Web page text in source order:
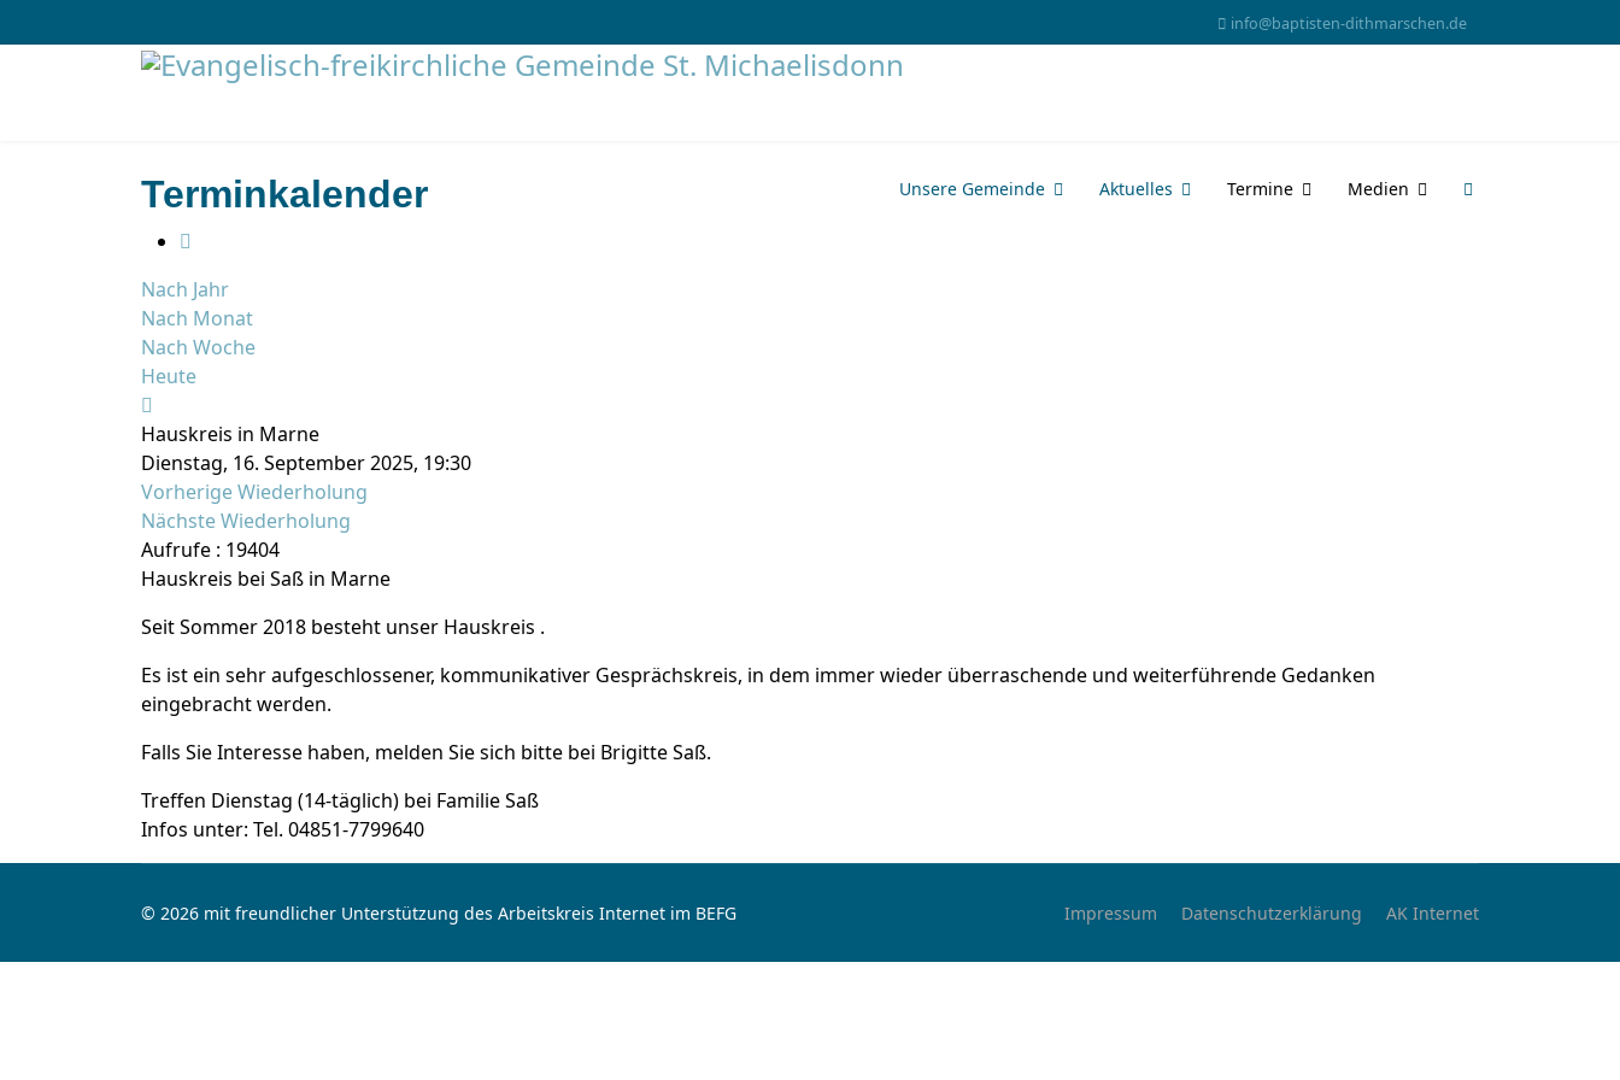
info@baptisten-dithmarschen.de
Unsere Gemeinde Aktuelles Termine Medien
Terminkalender
Nach Jahr
Nach Monat
Nach Woche
Heute
Hauskreis in Marne
Dienstag, 16. September 2025, 19:30
Vorherige Wiederholung
Nächste Wiederholung
Aufrufe : 19404
Hauskreis bei Saß in Marne
Seit Sommer 2018 besteht unser Hauskreis .
Es ist ein sehr aufgeschlossener, kommunikativer Gesprächskreis, in dem immer wieder überraschende und weiterführende Gedanken
eingebracht werden.
Falls Sie Interesse haben, melden Sie sich bitte bei Brigitte Saß.
Treffen Dienstag (14-täglich) bei Familie Saß
Infos unter: Tel. 04851-7799640
© 2026 mit freundlicher Unterstützung des Arbeitskreis Internet im BEFG Impressum Datenschutzerklärung AK Internet